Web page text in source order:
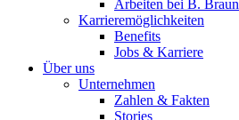
Arbeiten bei B. Braun
Karrieremöglichkeiten
Benefits
Jobs & Karriere
Über uns
Unternehmen
Zahlen & Fakten
Stories